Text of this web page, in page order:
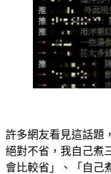
許多網友看見這話題
絕對不省，我自己煮
會比較省」、「自己